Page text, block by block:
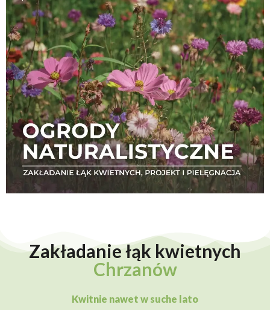
Zakładanie łąk kwietnych
Chrzanów
Kwitnie nawet w suche lato